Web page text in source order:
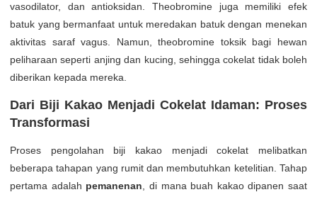
vasodilator, dan antioksidan. Theobromine juga memiliki efek
batuk yang bermanfaat untuk meredakan batuk dengan menekan
aktivitas saraf vagus. Namun, theobromine toksik bagi hewan
peliharaan seperti anjing dan kucing, sehingga cokelat tidak boleh
diberikan kepada mereka.
Dari Biji Kakao Menjadi Cokelat Idaman: Proses
Transformasi
Proses pengolahan biji kakao menjadi cokelat melibatkan
beberapa tahapan yang rumit dan membutuhkan ketelitian. Tahap
pertama adalah pemanenan , di mana buah kakao dipanen saat